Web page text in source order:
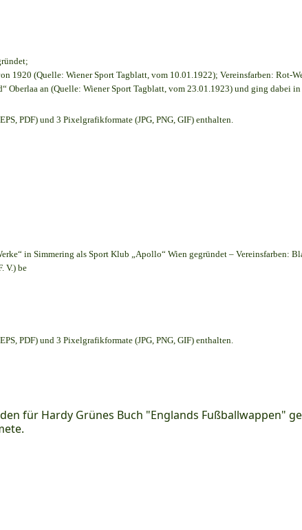
1920 (Quelle: Wiener Sport Tagblatt, vom 10.01.1922); Vereinsfarben: Rot-
Oberlaa an (Quelle: Wiener Sport Tagblatt, vom 23.01.1923) und ging dabei
PDF) und 3 Pixelgrafikformate (JPG, PNG, GIF) enthalten.
in Simmering als Sport Klub „Apollo“ Wien gegründet – Vereinsfarben:
V.) be
PDF) und 3 Pixelgrafikformate (JPG, PNG, GIF) enthalten.
für Hardy Grünes Buch "Englands Fußballwappen"